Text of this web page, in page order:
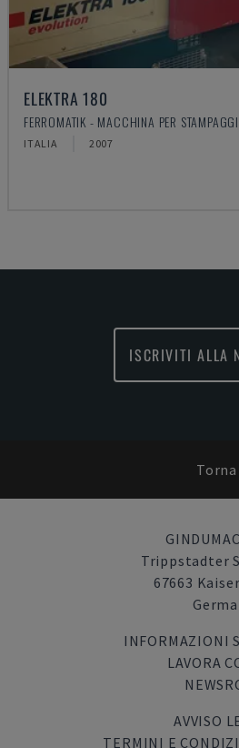
ELEKTRA 180
FERROMATIK - MACCHINA PER
ITALIA 2007
ISCRIVITI ALLA
Torna
Trippstadter
67663
INFORMAZIONI
LAVORA
AVVISO
TERMINI E